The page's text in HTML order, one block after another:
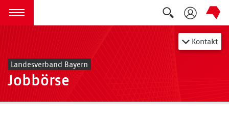
zum Inhalt springen
Menü öffnen
Suche
Kontakt
Landesverband Bayern
Jobbörse